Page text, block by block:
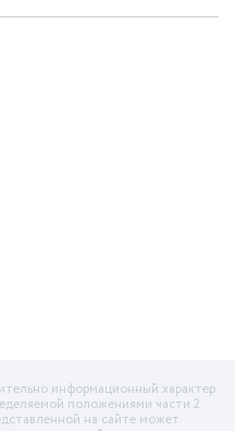
информационный характер
положениями части 2
на сайте может